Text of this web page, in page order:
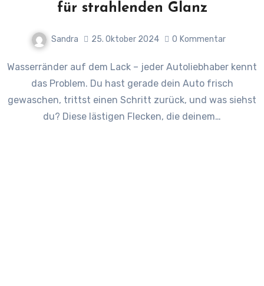
für strahlenden Glanz
Sandra 25. Oktober 2024 0 Kommentar
Wasserränder auf dem Lack – jeder Autoliebhaber kennt
das Problem. Du hast gerade dein Auto frisch
gewaschen, trittst einen Schritt zurück, und was siehst
du? Diese lästigen Flecken, die deinem…